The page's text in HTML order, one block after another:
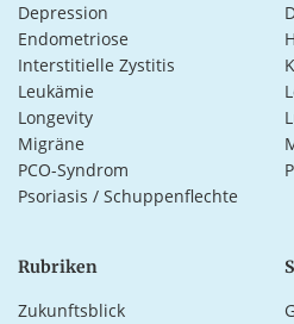
Depression
Endometriose
Interstitielle Zystitis
Leukämie
Longevity
Migräne
PCO-Syndrom
Psoriasis / Schuppenflechte
Rubriken
Zukunftsblick